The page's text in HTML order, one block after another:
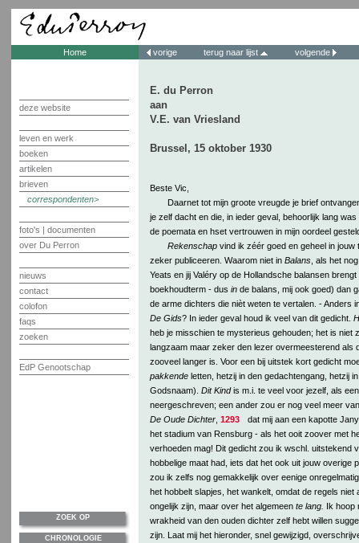
Home
deze website
leven en werk
boeken
artikelen
brieven
correspondenten
foto's | documenten
over Du Perron
nieuws
contact
colofon
faqs
zoeken
EdP Genootschap
vorige terug naar lijst volgende
E. du Perron
aan
V.E. van Vriesland
Brussel, 15 oktober 1930
Beste Vic,
Daarnet tot mijn groote vreugde je brief
je zelf dacht en die, in ieder geval, behoorlijk lang
de poemata en hset vertrouwen in mijn oordeel
Rekenschapvind ik zéér goed en geheel in jouw
zeker publiceeren. Waarom niet in Balans, als het
Yeats en jij Valéry op de Hollandsche balansen
boekhoudterm - dus inde balans, mij ook goed) dan
de arme dichters die nièt weten te vertalen. - Anders
De Gids? In ieder geval houd ik veel van dit gedicht.
heb je misschien te mysterieus gehouden; het is niet
langzaam maar zeker den lezer overmeesterend als
zooveel langer is. Voor een bij uitstek kort gedicht
pakkendeletten, hetzij in den gedachtengang, hetzij
Godsnaam). Dit Kindis m.i. te veel voor jezelf, als
neergeschreven; een ander zou er nog veel meer
De Oude Dichter, 1293
dat mij aan een kapotte
het stadium van Rensburg - als het ooit zoover met
verhoeden mag! Dit gedicht zou ik wschl. uitstekend
hobbelige maat had, iets dat het ook uit jouw overige
zou ik zelfs nog gemakkelijk over eenige
het hobbelt slapjes, het wankelt, omdat de regels niet
ongelijk zijn, maar over het algemeen te lang. Ik hoop
wrakheid van den ouden dichter zelf hebt willen
zijn. Laat mij het hieronder, snel gewijzigd,
ZOEK OP
CHRONOLOGIE